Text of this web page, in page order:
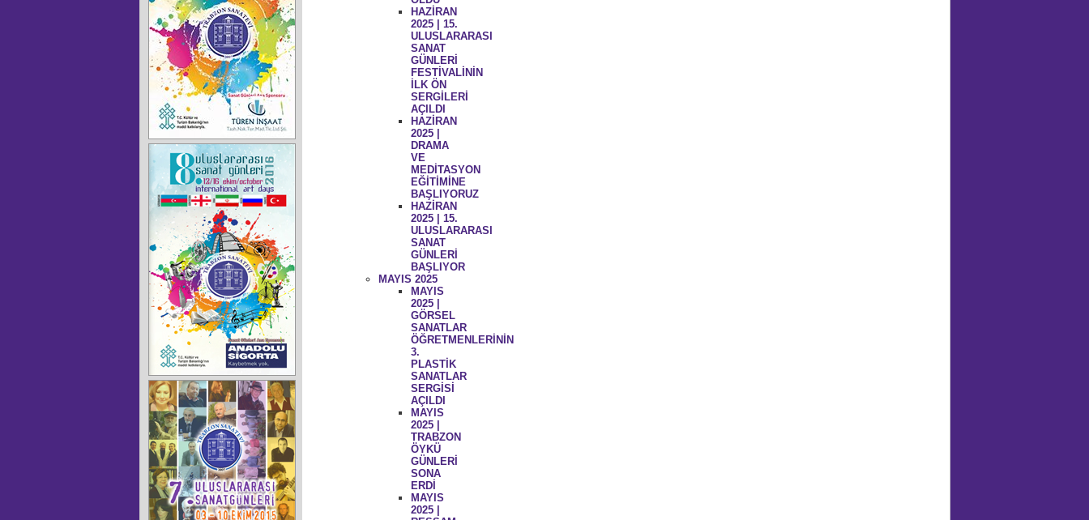
HAZİRAN
2025 | 15.
ULUSLARARASI
SANAT
GÜNLERİ
FESTİVALİNİN
İLK ÖN
SERGİLERİ
AÇILDI
HAZİRAN
2025 |
DRAMA
VE
MEDİTASYON
EĞİTİMİNE
BAŞLIYORUZ
HAZİRAN
2025 | 15.
ULUSLARARASI
SANAT
GÜNLERİ
BAŞLIYOR
MAYIS 2025
MAYIS
2025 |
GÖRSEL
SANATLAR
ÖĞRETMENLERİNİN
3.
PLASTİK
SANATLAR
SERGİSİ
AÇILDI
MAYIS
2025 |
TRABZON
ÖYKÜ
GÜNLERİ
SONA
ERDİ
MAYIS
2025 |